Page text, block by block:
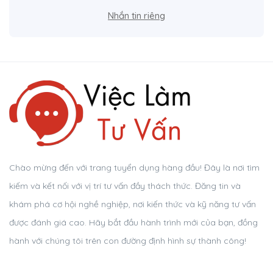
Nhắn tin riêng
Chào mừng đến với trang tuyển dụng hàng đầu! Đây là nơi tìm
kiếm và kết nối với vị trí tư vấn đầy thách thức. Đăng tin và
khám phá cơ hội nghề nghiệp, nơi kiến thức và kỹ năng tư vấn
được đánh giá cao. Hãy bắt đầu hành trình mới của bạn, đồng
hành với chúng tôi trên con đường định hình sự thành công!